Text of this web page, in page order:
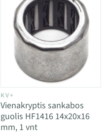
KV+
Vienakryptis sankabos
guolis HF1416 14x20x16
mm, 1 vnt